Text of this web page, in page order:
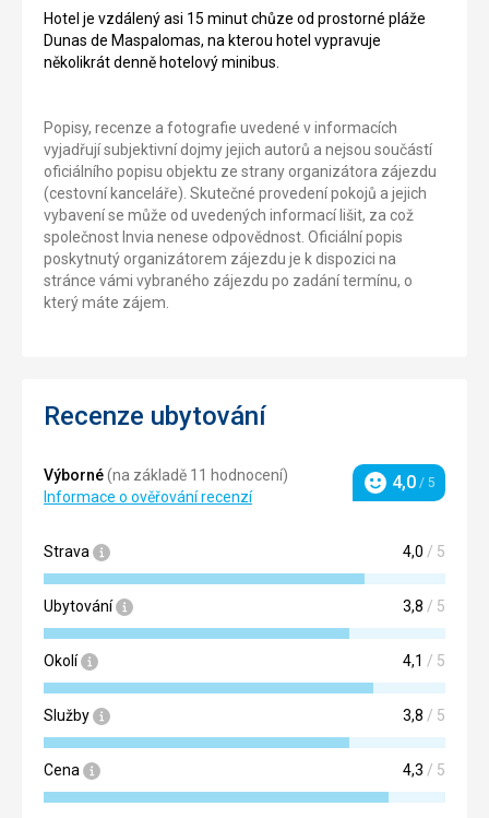
Hotel je vzdálený asi 15 minut chůze od prostorné pláže
Dunas de Maspalomas, na kterou hotel vypravuje
několikrát denně hotelový minibus.
Popisy, recenze a fotografie uvedené v informacích
vyjadřují subjektivní dojmy jejich autorů a nejsou součástí
oficiálního popisu objektu ze strany organizátora zájezdu
(cestovní kanceláře). Skutečné provedení pokojů a jejich
vybavení se může od uvedených informací lišit, za což
společnost Invia nenese odpovědnost. Oficiální popis
poskytnutý organizátorem zájezdu je k dispozici na
stránce vámi vybraného zájezdu po zadání termínu, o
který máte zájem.
Recenze ubytování
Výborné(na základě 11 hodnocení)
Informace o ověřování recenzí
Hodnocení
4,0 / 5
Strava 4,0 / 5
Ubytování 3,8 / 5
Okolí 4,1 / 5
Služby 3,8 / 5
Cena 4,3 / 5